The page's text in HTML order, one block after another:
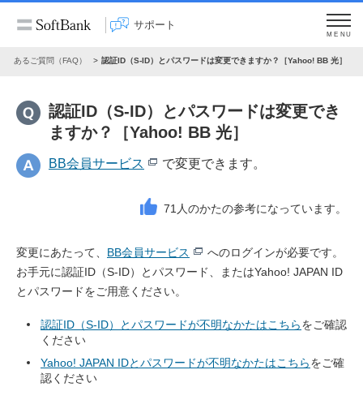
サポート
MENU
くあるご質問（FAQ） 認証ID（S-ID）とパスワードは変更できますか？［Yahoo! BB 光］
認証ID（S-ID）とパスワードは変更でき
ますか？［Yahoo! BB 光］
BB会員サービス で変更できます。
71 人のかたの参考になっています。
変更にあたって、 BB会員サービス
へのログインが必要です。
お手元に認証ID（S-ID）とパスワード、またはYahoo! JAPAN ID
とパスワードをご用意ください。
認証ID（S-ID）とパスワードが不明なかたはこちらをご確認
ください
Yahoo! JAPAN IDとパスワードが不明なかたはこちらをご確
認ください